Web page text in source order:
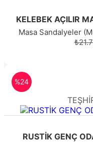
KELEBEK AÇILIR
Masa Sandalyeler
%24
RUSTİK GENÇ